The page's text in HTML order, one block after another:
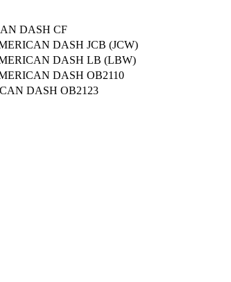
DASH CF
DASH JCB (JCW)
DASH LB (LBW)
DASH OB2110
DASH OB2123